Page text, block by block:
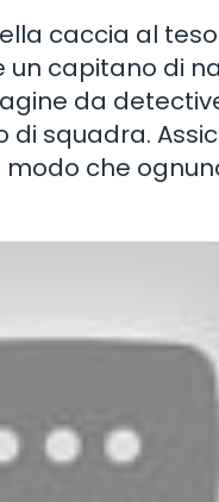
caccia al
capitano di
da
di squadra.
modo che